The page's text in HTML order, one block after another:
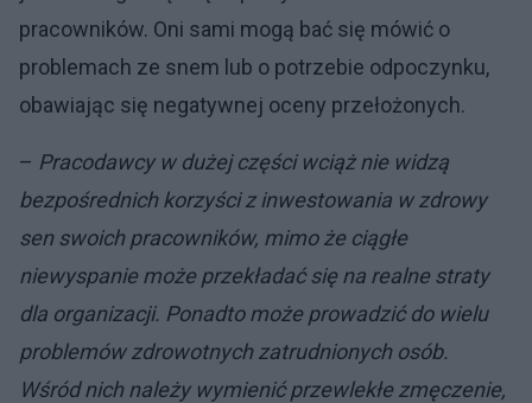
pracowników. Oni sami mogą bać się mówić o
problemach ze snem lub o potrzebie odpoczynku,
obawiając się negatywnej oceny przełożonych.
– Pracodawcy w dużej części wciąż nie widzą
bezpośrednich korzyści z inwestowania w zdrowy
sen swoich pracowników, mimo że ciągłe
niewyspanie może przekładać się na realne straty
dla organizacji. Ponadto może prowadzić do wielu
problemów zdrowotnych zatrudnionych osób.
Wśród nich należy wymienić przewlekłe zmęczenie,